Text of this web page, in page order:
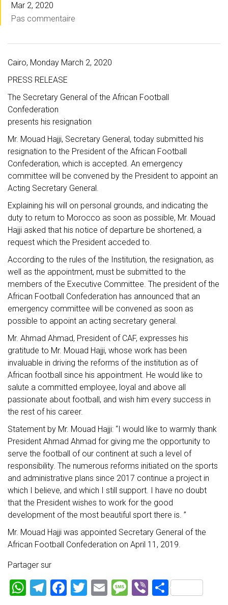
Mar 2, 2020
Pas commentaire
Cairo, Monday March 2, 2020
PRESS RELEASE
The Secretary General of the African Football
Confederation
presents his resignation
Mr. Mouad Hajji, Secretary General, today submitted his
resignation to the President of the African Football
Confederation, which is accepted. An emergency
committee will be convened by the President to appoint an
Acting Secretary General.
Explaining his will on personal grounds, and indicating the
duty to return to Morocco as soon as possible, Mr. Mouad
Hajji asked that his notice of departure be shortened, a
request which the President acceded to.
According to the rules of the Institution, the resignation, as
well as the appointment, must be submitted to the
members of the Executive Committee. The president of the
African Football Confederation has announced that an
emergency committee will be convened as soon as
possible to appoint an acting secretary general.
Mr. Ahmad Ahmad, President of CAF, expresses his
gratitude to Mr. Mouad Hajji, whose work has been
invaluable in driving the reforms of the institution as of
African football since his appointment. He would like to
salute a committed employee, loyal and above all
passionate about football, and wish him every success in
the rest of his career.
Statement by Mr. Mouad Hajji: “I would like to warmly thank
President Ahmad Ahmad for giving me the opportunity to
serve the football of our continent at such a level of
responsibility. The numerous reforms initiated on the sports
and administrative plans since 2017 continue a project in
which I believe, and which I still support. I have no doubt
that the President wishes to work for the good
development of the most beautiful sport there is. ”
Mr. Mouad Hajji was appointed Secretary General of the
African Football Confederation on April 11, 2019.
Partager sur
W T
F
T
E
M Vi P